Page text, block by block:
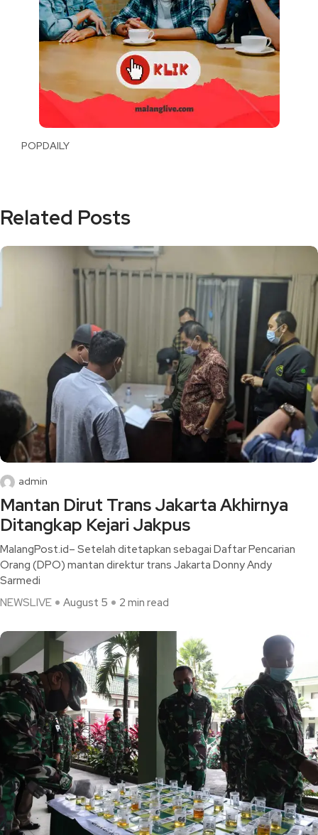
POPDAILY
Related Posts
admin
Mantan Dirut Trans Jakarta Akhirnya
Ditangkap Kejari Jakpus
MalangPost.id– Setelah ditetapkan sebagai Daftar Pencarian
Orang (DPO) mantan direktur trans Jakarta Donny Andy
Sarmedi
NEWSLIVE
August 5 2 min read